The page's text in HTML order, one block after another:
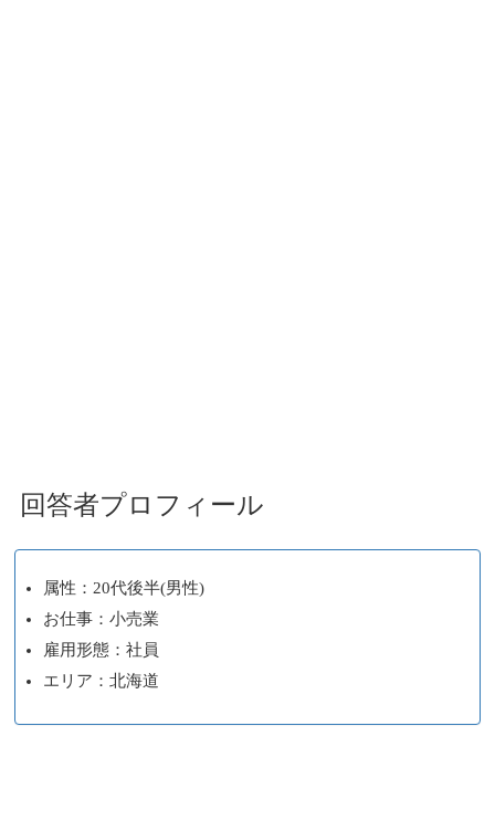
回答者プロフィール
属性：20代後半(男性)
お仕事：小売業
雇用形態：社員
エリア：北海道